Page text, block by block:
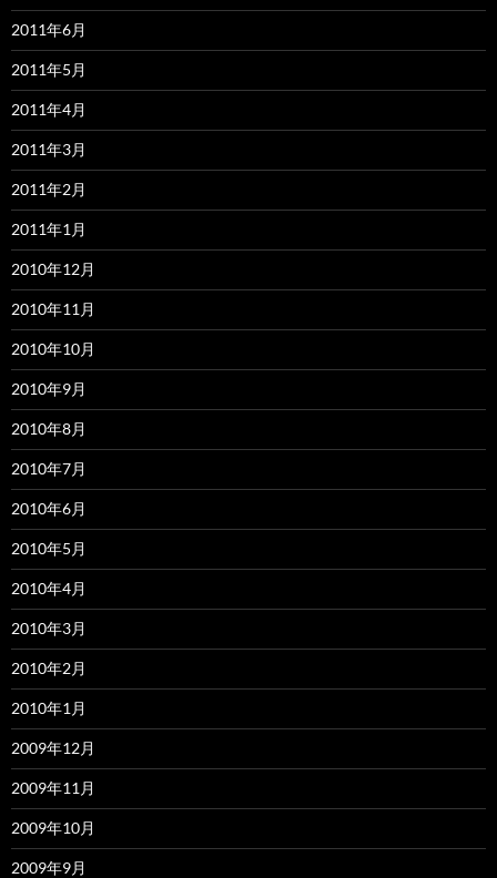
2011年6月
2011年5月
2011年4月
2011年3月
2011年2月
2011年1月
2010年12月
2010年11月
2010年10月
2010年9月
2010年8月
2010年7月
2010年6月
2010年5月
2010年4月
2010年3月
2010年2月
2010年1月
2009年12月
2009年11月
2009年10月
2009年9月